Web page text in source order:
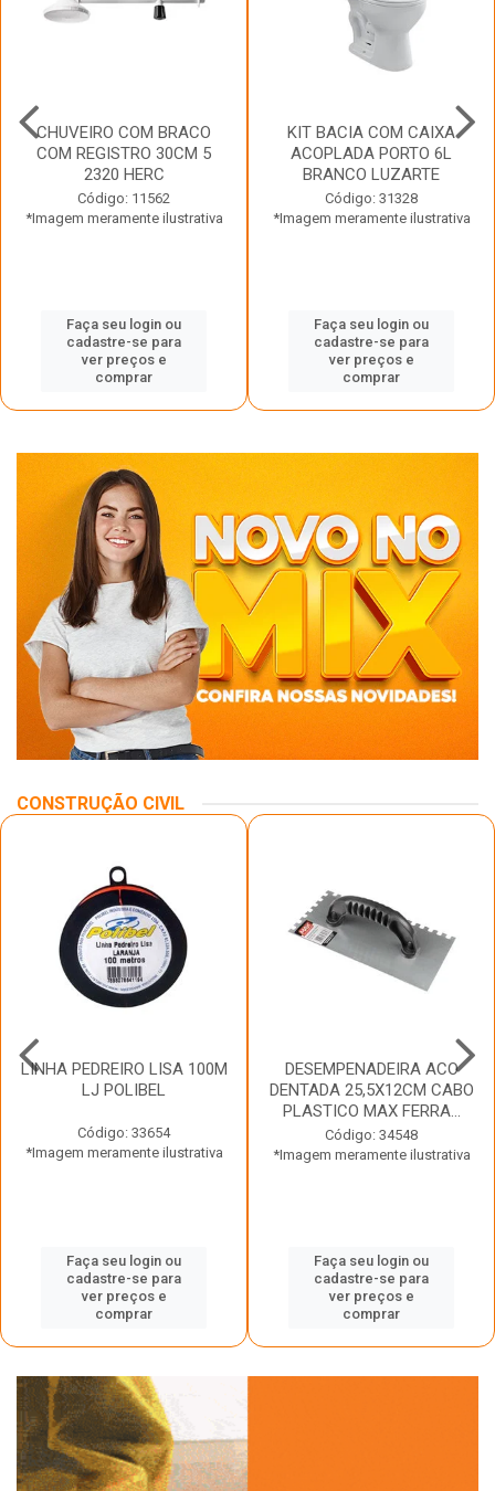
CHUVEIRO COM BRACO
COM REGISTRO 30CM 5
2320 HERC
Código: 11562
*Imagem meramente ilustrativa
Faça seu login ou
cadastre-se para
ver preços e
comprar
KIT BACIA COM CAIXA
ACOPLADA PORTO 6L
BRANCO LUZARTE
Código: 31328
*Imagem meramente ilustrativa
Faça seu login ou
cadastre-se para
ver preços e
comprar
CONSTRUÇÃO CIVIL
LINHA PEDREIRO LISA 100M
LJ POLIBEL
Código: 33654
*Imagem meramente ilustrativa
Faça seu login ou
cadastre-se para
ver preços e
comprar
DESEMPENADEIRA ACO
DENTADA 25,5X12CM CABO
PLASTICO MAX FERRA...
Código: 34548
*Imagem meramente ilustrativa
Faça seu login ou
cadastre-se para
ver preços e
comprar